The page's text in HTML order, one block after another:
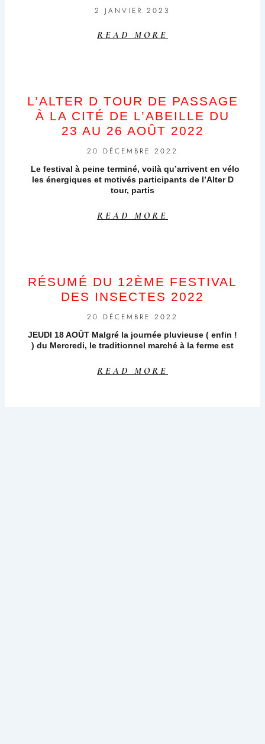
2 JANVIER 2023
READ MORE
L’ALTER D TOUR DE PASSAGE
À LA CITÉ DE L’ABEILLE DU
23 AU 26 AOÛT 2022
20 DÉCEMBRE 2022
Le festival à peine terminé, voilà qu’arrivent en vélo
les énergiques et motivés participants de l’Alter D
tour, partis
READ MORE
RÉSUMÉ DU 12ÈME FESTIVAL
DES INSECTES 2022
20 DÉCEMBRE 2022
JEUDI 18 AOÛT Malgré la journée pluvieuse ( enfin !
) du Mercredi, le traditionnel marché à la ferme est
READ MORE